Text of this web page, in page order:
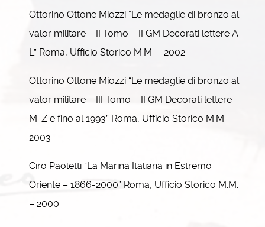
Ottorino Ottone Miozzi “Le medaglie di bronzo al
valor militare – II Tomo – II GM Decorati lettere A-
L” Roma, Ufficio Storico M.M. – 2002
Ottorino Ottone Miozzi “Le medaglie di bronzo al
valor militare – III Tomo – II GM Decorati lettere
M-Z e fino al 1993” Roma, Ufficio Storico M.M. –
2003
Ciro Paoletti “La Marina Italiana in Estremo
Oriente – 1866-2000” Roma, Ufficio Storico M.M.
– 2000